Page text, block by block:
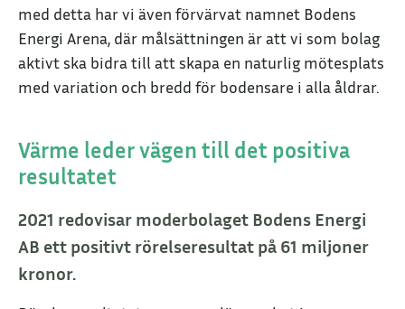
med detta har vi även förvärvat namnet Bodens
Energi Arena, där målsättningen är att vi som bolag
aktivt ska bidra till att skapa en naturlig mötesplats
med variation och bredd för bodensare i alla åldrar.
Värme leder vägen till det positiva
resultatet
2021 redovisar moderbolaget Bodens Energi
AB ett positivt rörelseresultat på 61 miljoner
kronor.